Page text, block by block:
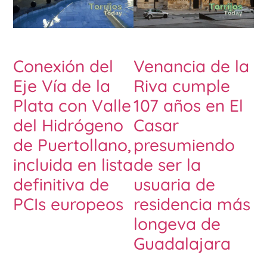
Conexión del
Eje Vía de la
Plata con Valle
del Hidrógeno
de Puertollano,
incluida en lista
definitiva de
PCIs europeos
Venancia de la
Riva cumple
107 años en El
Casar
presumiendo
de ser la
usuaria de
residencia más
longeva de
Guadalajara